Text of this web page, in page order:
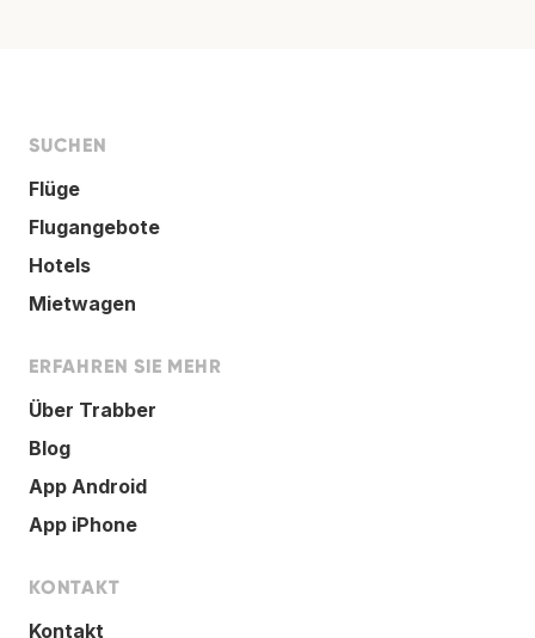
SUCHEN
Flüge
Flugangebote
Hotels
Mietwagen
ERFAHREN SIE MEHR
Über Trabber
Blog
App Android
App iPhone
KONTAKT
Kontakt